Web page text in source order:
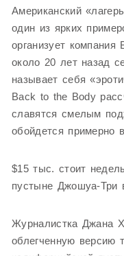
Американский
один из ярких
организует
около 20 лет назад
называет себя
Back to the Body
славятся смелым
обойдется примерно
$15 тыс. стоит
пустыне Джошуа-Три
Журналистка Джана
облегченную версию